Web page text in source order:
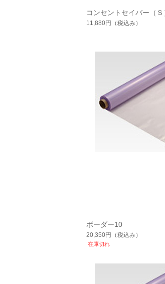
コンセントセイバー（Ｓ
11,880円 （税込み）
ボーダー10
20,350円 （税込み）
在庫切れ